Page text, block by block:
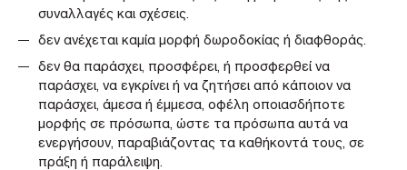
συναλλαγές και σχέσεις.
δεν ανέχεται καμία μορφή δωροδοκίας ή διαφθοράς.
δεν θα παράσχει, προσφέρει, ή προσφερθεί να
παράσχει, να εγκρίνει ή να ζητήσει από κάποιον να
παράσχει, άμεσα ή έμμεσα, οφέλη οποιασδήποτε
μορφής σε πρόσωπα, ώστε τα πρόσωπα αυτά να
ενεργήσουν, παραβιάζοντας τα καθήκοντά τους, σε
πράξη ή παράλειψη.